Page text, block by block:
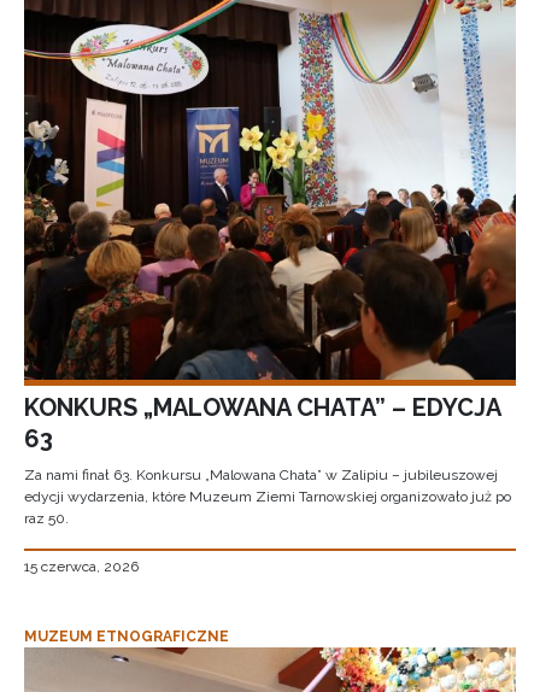
KONKURS „MALOWANA CHATA” – EDYCJA
63
Za nami finał 63. Konkursu „Malowana Chata” w Zalipiu – jubileuszowej
edycji wydarzenia, które Muzeum Ziemi Tarnowskiej organizowało już po
raz 50.
15 czerwca, 2026
MUZEUM ETNOGRAFICZNE